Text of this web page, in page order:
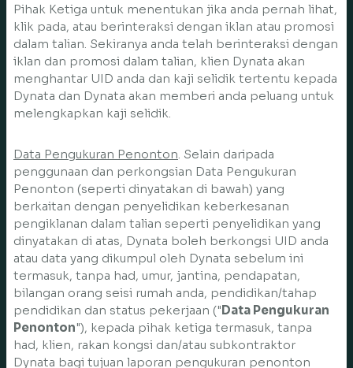
Pihak Ketiga untuk menentukan jika anda pernah lihat,
klik pada, atau berinteraksi dengan iklan atau promosi
dalam talian. Sekiranya anda telah berinteraksi dengan
iklan dan promosi dalam talian, klien Dynata akan
menghantar UID anda dan kaji selidik tertentu kepada
Dynata dan Dynata akan memberi anda peluang untuk
melengkapkan kaji selidik.
Data Pengukuran Penonton. Selain daripada
penggunaan dan perkongsian Data Pengukuran
Penonton (seperti dinyatakan di bawah) yang
berkaitan dengan penyelidikan keberkesanan
pengiklanan dalam talian seperti penyelidikan yang
dinyatakan di atas, Dynata boleh berkongsi UID anda
atau data yang dikumpul oleh Dynata sebelum ini
termasuk, tanpa had, umur, jantina, pendapatan,
bilangan orang seisi rumah anda, pendidikan/tahap
pendidikan dan status pekerjaan ("Data Pengukuran
Penonton"), kepada pihak ketiga termasuk, tanpa
had, klien, rakan kongsi dan/atau subkontraktor
Dynata bagi tujuan laporan pengukuran penonton